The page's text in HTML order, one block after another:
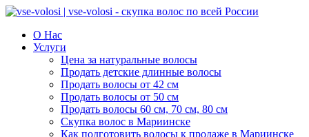
О Нас
Услуги
Цена за натуральные волосы
Продать детские длинные волосы
Продать волосы от 42 см
Продать волосы от 50 см
Продать волосы 60 см, 70 см, 80 см
Скупка волос в Мариинске
Как подготовить волосы к продаже в Мариинске